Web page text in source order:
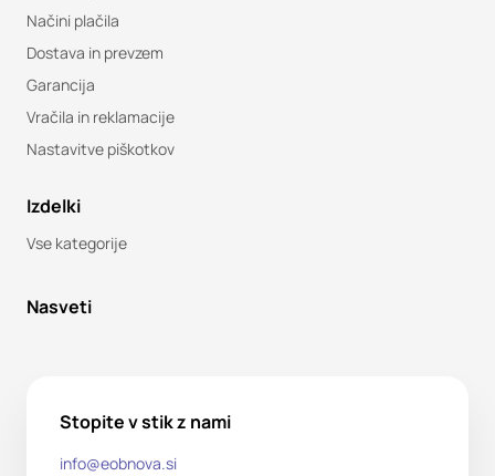
Načini plačila
Dostava in prevzem
Garancija
Vračila in reklamacije
Nastavitve piškotkov
Izdelki
Vse kategorije
Nasveti
Stopite v stik z nami
info@eobnova.si